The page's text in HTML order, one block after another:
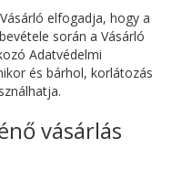
elfogadja, hogy a
során a Vásárló
Adatvédelmi
és bárhol, korlátozás
vásárlás